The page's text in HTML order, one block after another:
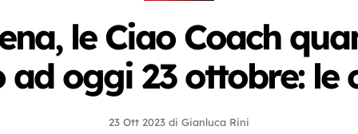
le Ciao Coach
ad oggi 23 ottobre: le
23 Ott 2023 di Gianluca Rini